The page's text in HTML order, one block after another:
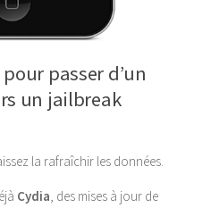
passer d’un
un jailbreak
la rafraîchir les données.
Cydia, des mises à jour de